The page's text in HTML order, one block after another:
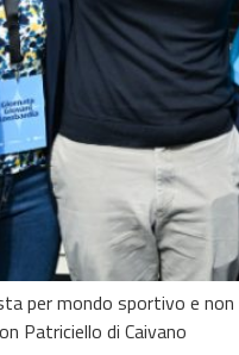
per mondo sportivo e non
Patriciello di Caivano